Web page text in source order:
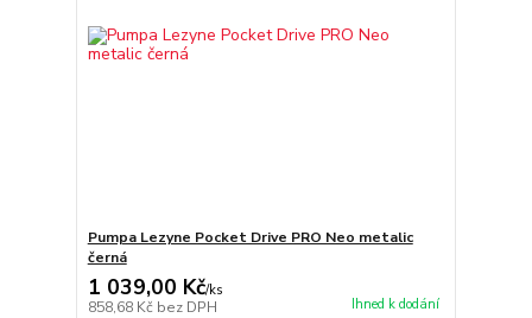
Pumpa Lezyne Pocket Drive PRO Neo metalic
černá
1 039,00 Kč/ks
858,68 Kč bez DPH Ihned k dodání